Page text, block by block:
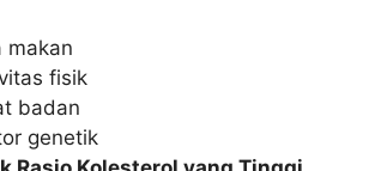
makan
fisik
badan
genetik